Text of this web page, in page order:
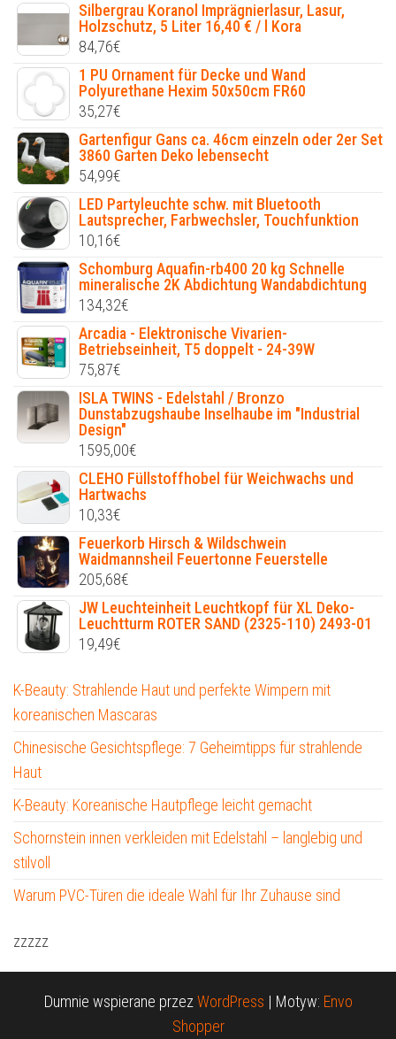
Silbergrau Koranol Imprägnierlasur, Lasur,
Holzschutz, 5 Liter 16,40 € / l Kora
84,76€
1 PU Ornament für Decke und Wand
Polyurethane Hexim 50x50cm FR60
35,27€
Gartenfigur Gans ca. 46cm einzeln oder 2er Set
3860 Garten Deko lebensecht
54,99€
LED Partyleuchte schw. mit Bluetooth
Lautsprecher, Farbwechsler, Touchfunktion
10,16€
Schomburg Aquafin-rb400 20 kg Schnelle
mineralische 2K Abdichtung Wandabdichtung
134,32€
Arcadia - Elektronische Vivarien-
Betriebseinheit, T5 doppelt - 24-39W
75,87€
ISLA TWINS - Edelstahl / Bronzo
Dunstabzugshaube Inselhaube im "Industrial
Design"
1595,00€
CLEHO Füllstoffhobel für Weichwachs und
Hartwachs
10,33€
Feuerkorb Hirsch & Wildschwein
Waidmannsheil Feuertonne Feuerstelle
205,68€
JW Leuchteinheit Leuchtkopf für XL Deko-
Leuchtturm ROTER SAND (2325-110) 2493-01
19,49€
K-Beauty: Strahlende Haut und perfekte Wimpern mit
koreanischen Mascaras
Chinesische Gesichtspflege: 7 Geheimtipps für strahlende
Haut
K-Beauty: Koreanische Hautpflege leicht gemacht
Schornstein innen verkleiden mit Edelstahl – langlebig und
stilvoll
Warum PVC-Türen die ideale Wahl für Ihr Zuhause sind
zzzzz
Dumnie wspierane przezWordPress | Motyw: Envo
Shopper